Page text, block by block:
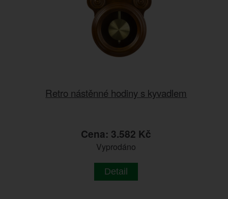
Retro nástěnné hodiny s kyvadlem
Cena: 3.582 Kč
Vyprodáno
Detail